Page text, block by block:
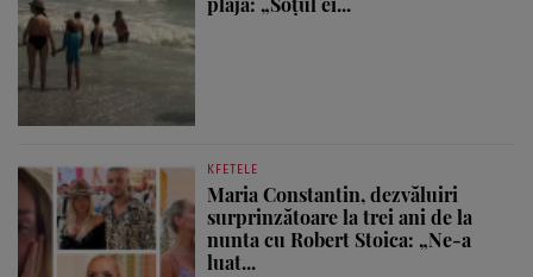
KFETELE
Maria Constantin, dezvăluiri
surprinzătoare la trei ani de la
nunta cu Robert Stoica: „Ne-a
luat...